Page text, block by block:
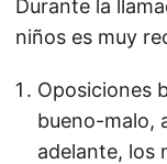
Durante la
niños es muy
Oposiciones
bueno-malo,
adelante, los